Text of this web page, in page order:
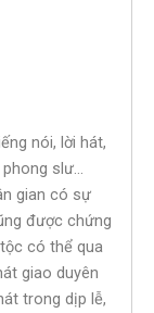
nói, lời hát,
phong slư…
gian có sự
được chứng
có thể qua
giao duyên
trong dịp lễ,